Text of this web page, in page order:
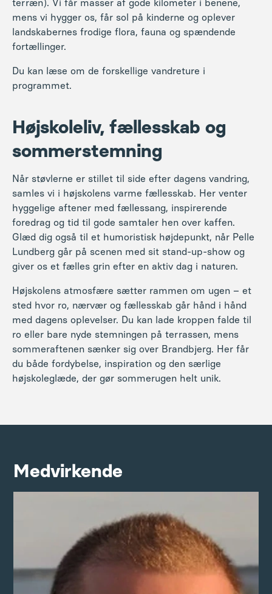
programmet.
Højskoleliv, fællesskab og
sommerstemning
hyggelige aftener med fællessang, inspirerende
foredrag og tid til gode samtaler hen over kaffen.
Glæd dig også til et humoristisk højdepunkt, når Pelle
Lundberg går på scenen med sit stand-up-show og
giver os et fælles grin efter en aktiv dag i naturen.
Højskolens atmosfære sætter rammen om ugen – et
sted hvor ro, nærvær og fællesskab går hånd i hånd
med dagens oplevelser. Du kan lade kroppen falde til
ro eller bare nyde stemningen på terrassen, mens
sommeraftenen sænker sig over Brandbjerg. Her får
du både fordybelse, inspiration og den særlige
højskoleglæde, der gør sommerugen helt unik.